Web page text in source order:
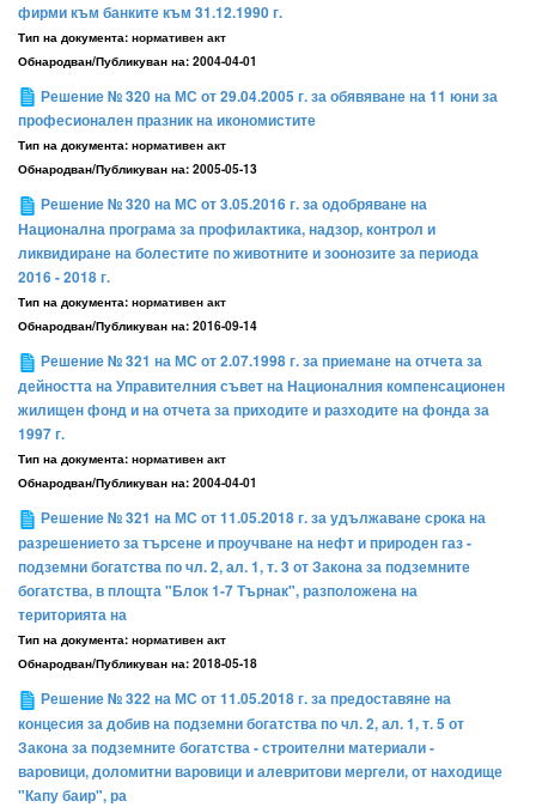
фирми към банките към 31.12.1990 г.
Тип на документа: нормативен акт
Обнародван/Публикуван на: 2004-04-01
Решение № 320 на МС от 29.04.2005 г. за обявяване на 11 юни за
професионален празник на икономистите
Тип на документа: нормативен акт
Обнародван/Публикуван на: 2005-05-13
Решение № 320 на МС от 3.05.2016 г. за одобряване на
Национална програма за профилактика, надзор, контрол и
ликвидиране на болестите по животните и зоонозите за периода
2016 - 2018 г.
Тип на документа: нормативен акт
Обнародван/Публикуван на: 2016-09-14
Решение № 321 на МС от 2.07.1998 г. за приемане на отчета за
дейността на Управителния съвет на Националния компенсационен
жилищен фонд и на отчета за приходите и разходите на фонда за
1997 г.
Тип на документа: нормативен акт
Обнародван/Публикуван на: 2004-04-01
Решение № 321 на МС от 11.05.2018 г. за удължаване срока на
разрешението за търсене и проучване на нефт и природен газ -
подземни богатства по чл. 2, ал. 1, т. 3 от Закона за подземните
богатства, в площта "Блок 1-7 Търнак", разположена на
територията на
Тип на документа: нормативен акт
Обнародван/Публикуван на: 2018-05-18
Решение № 322 на МС от 11.05.2018 г. за предоставяне на
концесия за добив на подземни богатства по чл. 2, ал. 1, т. 5 от
Закона за подземните богатства - строителни материали -
варовици, доломитни варовици и алевритови мергели, от находище
"Капу баир", ра